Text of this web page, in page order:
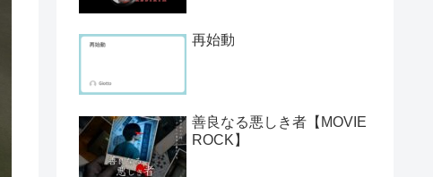
再始動
善良なる悪しき者【MOVIE
ROCK】